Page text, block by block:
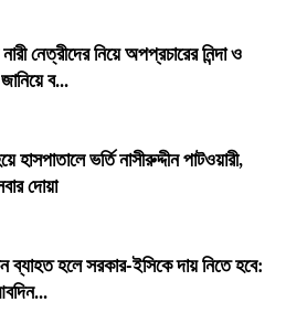
নেত্রীদের নিয়ে অপপ্রচারের নিন্দা ও
ব...
ভর্তি নাসীরুদ্দীন পাটওয়ারী,
দোয়া
ব্যাহত হলে সরকার-ইসিকে দায় নিতে হবে: